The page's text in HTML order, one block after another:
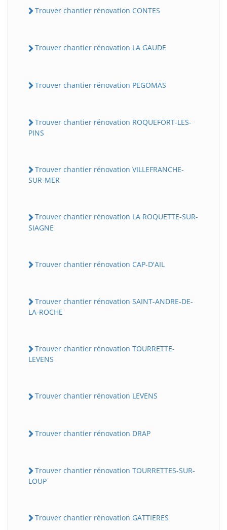
Trouver chantier rénovation CONTES
Trouver chantier rénovation LA GAUDE
Trouver chantier rénovation PEGOMAS
Trouver chantier rénovation ROQUEFORT-LES-
PINS
Trouver chantier rénovation VILLEFRANCHE-
SUR-MER
Trouver chantier rénovation LA ROQUETTE-SUR-
SIAGNE
Trouver chantier rénovation CAP-D'AIL
Trouver chantier rénovation SAINT-ANDRE-DE-
LA-ROCHE
Trouver chantier rénovation TOURRETTE-
LEVENS
Trouver chantier rénovation LEVENS
Trouver chantier rénovation DRAP
Trouver chantier rénovation TOURRETTES-SUR-
LOUP
Trouver chantier rénovation GATTIERES